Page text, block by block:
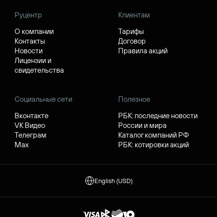
Руцентр
О компании
Контакты
Новости
Лицензии и
свидетельства
Клиентам
Тарифы
Договор
Правила акций
Социальные сети
Вконтакте
VK Видео
Телеграм
Max
Полезное
РБК: последние новости
России и мира
Каталог компаний РФ
РБК: котировки акций
English (USD)